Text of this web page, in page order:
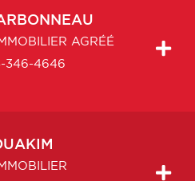
AGRÉÉ
346-4646